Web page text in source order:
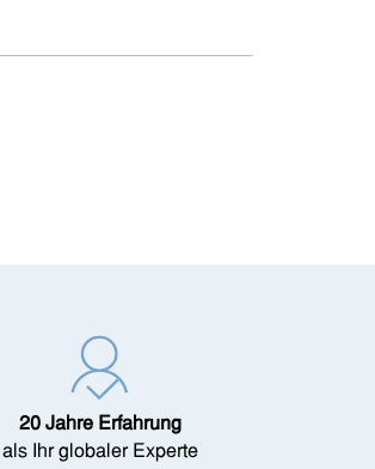
20 Jahre Erfahrung
als Ihr globaler Experte